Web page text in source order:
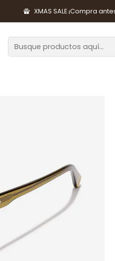
XMAS SALE ¡Compra
de Moda Lentes y